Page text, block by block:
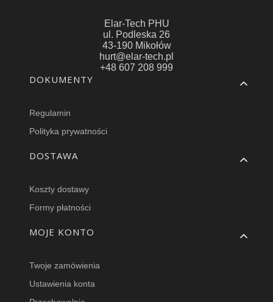
Elar-Tech PHU
ul. Podleska 26
43-190 Mikołów
hurt@elar-tech.pl
+48 607 208 999
Linki w stopce
DOKUMENTY
Regulamin
Polityka prywatności
DOSTAWA
Koszty dostawy
Formy płatności
MOJE KONTO
Twoje zamówienia
Ustawienia konta